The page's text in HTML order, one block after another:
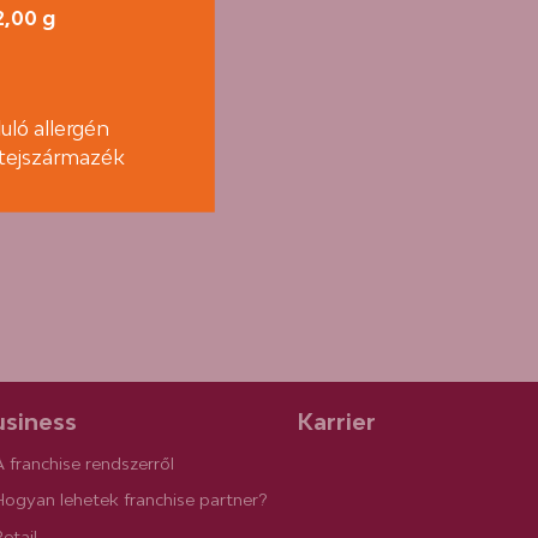
g
allergén
franchise rendszerről
lehetek franchise partner?
Karrier